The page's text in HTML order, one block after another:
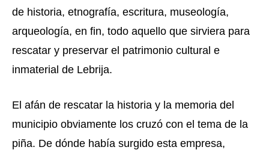
de historia, etnografía, escritura, museología,
arqueología, en fin, todo aquello que sirviera para
rescatar y preservar el patrimonio cultural e
inmaterial de Lebrija.
El afán de rescatar la historia y la memoria del
municipio obviamente los cruzó con el tema de la
piña. De dónde había surgido esta empresa,